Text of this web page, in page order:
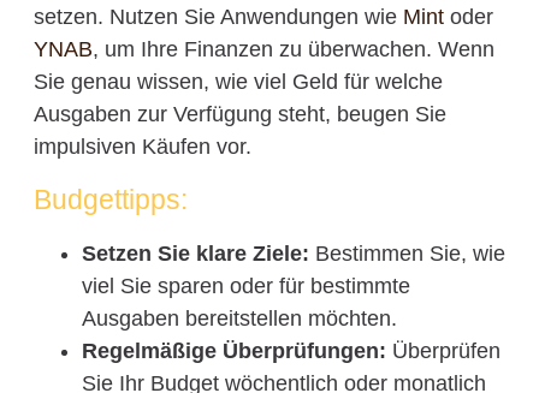
setzen. Nutzen Sie Anwendungen wie Mintoder
YNAB, um Ihre Finanzen zu überwachen. Wenn
Sie genau wissen, wie viel Geld für welche
Ausgaben zur Verfügung steht, beugen Sie
impulsiven Käufen vor.
Budgettipps:
Setzen Sie klare Ziele: Bestimmen Sie, wie
viel Sie sparen oder für bestimmte
Ausgaben bereitstellen möchten.
Regelmäßige Überprüfungen: Überprüfen
Sie Ihr Budget wöchentlich oder monatlich